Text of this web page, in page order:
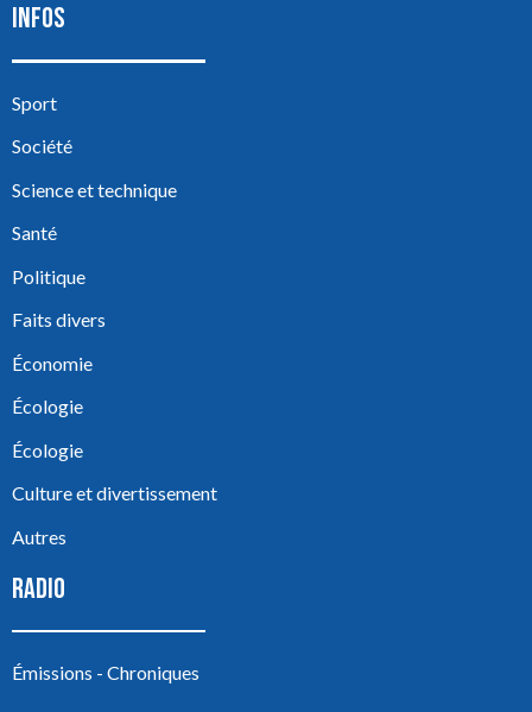
INFOS
Sport
Société
Science et technique
Santé
Politique
Faits divers
Économie
Écologie
Écologie
Culture et divertissement
Autres
RADIO
Émissions - Chroniques